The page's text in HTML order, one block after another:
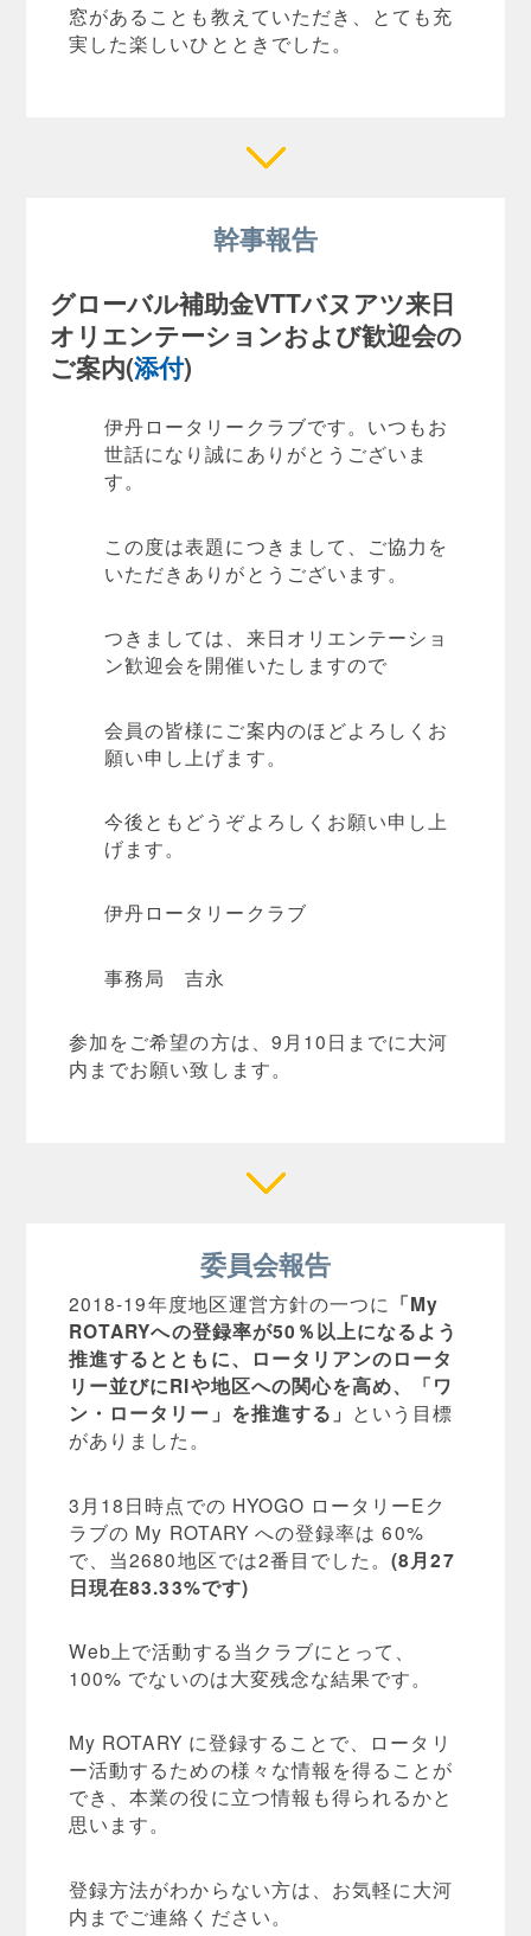
窓があることも教えていただき、とても充
実した楽しいひとときでした。
幹事報告
グローバル補助金VTTバヌアツ来日
オリエンテーションおよび歓迎会の
ご案内(添付)
伊丹ロータリークラブです。いつもお
世話になり誠にありがとうございま
す。
この度は表題につきまして、ご協力を
いただきありがとうございます。
つきましては、来日オリエンテーショ
ン歓迎会を開催いたしますので
会員の皆様にご案内のほどよろしくお
願い申し上げます。
今後ともどうぞよろしくお願い申し上
げます。
伊丹ロータリークラブ
事務局 吉永
参加をご希望の方は、9月10日までに大河
内までお願い致します。
委員会報告
2018-19年度地区運営方針の一つに 「My
ROTARYへの登録率が50％以上になるよう
推進するとともに、ロータリアンのロータ
リー並びにRIや地区への関心を高め、「ワ
ン・ロータリー」を推進する」 という目標
がありました。
3月18日時点での HYOGO ロータリーEク
ラブの My ROTARY への登録率は 60%
で、当2680地区では2番目でした。(8月27
日現在83.33%です)
Web上で活動する当クラブにとって、
100% でないのは大変残念な結果です。
My ROTARY に登録することで、ロータリ
ー活動するための様々な情報を得ることが
でき、本業の役に立つ情報も得られるかと
思います。
登録方法がわからない方は、お気軽に大河
内までご連絡ください。